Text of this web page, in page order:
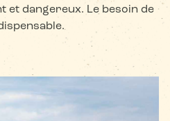
et dangereux. Le besoin de